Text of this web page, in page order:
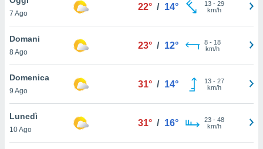
è
al sito
di
ci
di
il
7 Ago
22° / 14° 13- 29
km/h
Domani
8 Ago
23° / 12° 8- 18
km/h
Domenica
9 Ago
31° / 14° 13- 27
km/h
Lunedì
10 Ago
31° / 16° 23- 48
km/h